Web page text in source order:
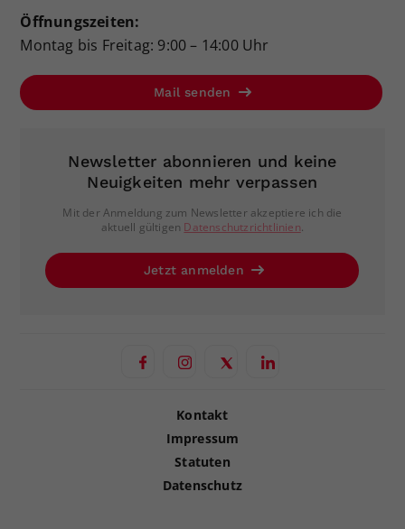
Öffnungszeiten:
Montag bis Freitag: 9:00 – 14:00 Uhr
Mail senden
Newsletter abonnieren und keine
Neuigkeiten mehr verpassen
Mit der Anmeldung zum Newsletter akzeptiere ich die
aktuell gültigen Datenschutzrichtlinien.
Jetzt anmelden
Kontakt
Impressum
Statuten
Datenschutz